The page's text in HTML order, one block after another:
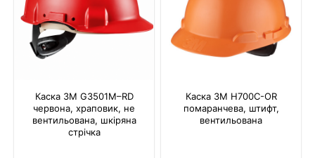
Каска 3M G3501M–RD
червона, храповик, не
вентильована, шкіряна
стрічка
Каска 3M H700C-OR
помаранчева, штифт,
вентильована